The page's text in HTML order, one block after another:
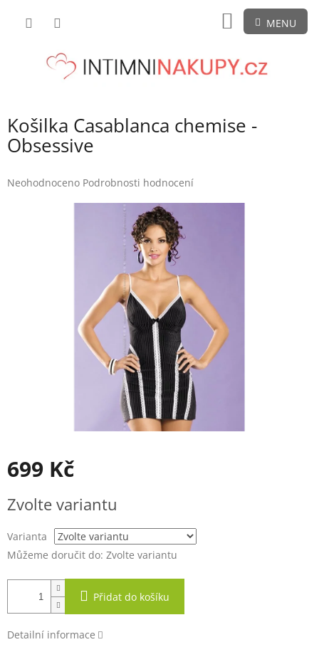
NÁKUPNÍ
KOŠÍK
Košilka Casablanca chemise -
Obsessive
Průměrné
Neohodnoceno Podrobnosti hodnocení
699 Kč
cena:
Zvolte variantu
Varianta
Můžeme doručit do: Zvolte variantu
Přidat do košíku
Detailní informace